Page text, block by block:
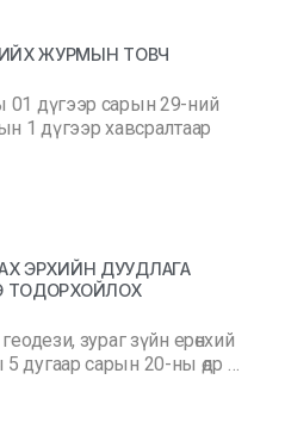
ЖУРМЫН ТОВЧ
01 дүгээр сарын 29-ний
1 дүгээр хавсралтаар
ЭРХИЙН ДУУДЛАГА
ТОДОРХОЙЛОХ
зураг зүйн ерөнхий
дугаар сарын 20-ны өдр …